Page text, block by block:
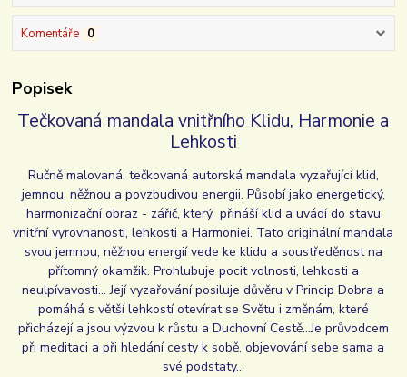
Komentáře 0
Popisek
Tečkovaná mandala vnitřního Klidu, Harmonie a
Lehkosti
Ručně malovaná, tečkovaná autorská mandala vyzařující klid,
jemnou, něžnou a povzbudivou energii. Působí jako energetický,
harmonizační obraz - zářič, který přináší klid a uvádí do stavu
vnitřní vyrovnanosti, lehkosti a Harmoniei. Tato originální mandala
svou jemnou, něžnou energií vede ke klidu a soustředěnost na
přítomný okamžik. Prohlubuje pocit volnosti, lehkosti a
neulpívavosti... Její vyzařování posiluje důvěru v Princip Dobra a
pomáhá s větší lehkostí otevírat se Světu i změnám, které
přicházejí a jsou výzvou k růstu a Duchovní Cestě...Je průvodcem
při meditaci a při hledání cesty k sobě, objevování sebe sama a
své podstaty...